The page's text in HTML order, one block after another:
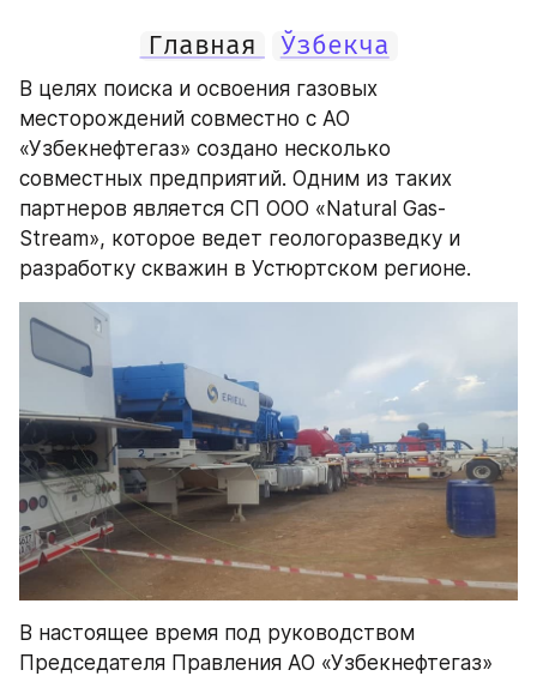
Главная Ўзбекча
В целях поиска и освоения газовых
месторождений совместно с АО
«Узбекнефтегаз» создано несколько
совместных предприятий. Одним из таких
партнеров является СП ООО «Natural Gas-
Stream», которое ведет геологоразведку и
разработку скважин в Устюртском регионе.
В настоящее время под руководством
Председателя Правления АО «Узбекнефтегаз»